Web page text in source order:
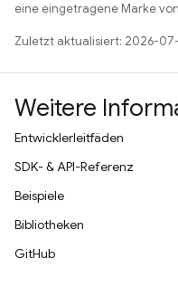
eine eingetragene Marke
Zuletzt aktualisiert: 2026-07-
Weitere
Entwicklerleitfäden
SDK- & API-Referenz
Beispiele
Bibliotheken
GitHub